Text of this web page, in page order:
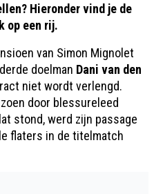
Hieronder vind je de
op een rij.
van Simon Mignolet
doelman Dani van den
niet wordt verlengd.
door blessureleed
stond, werd zijn passage
flaters in de titelmatch